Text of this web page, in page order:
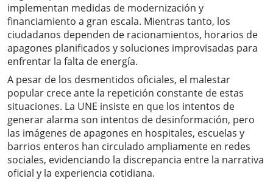
implementan medidas de modernización y
financiamiento a gran escala. Mientras tanto, los
ciudadanos dependen de racionamientos, horarios de
apagones planificados y soluciones improvisadas para
enfrentar la falta de energía.
A pesar de los desmentidos oficiales, el malestar
popular crece ante la repetición constante de estas
situaciones. La UNE insiste en que los intentos de
generar alarma son intentos de desinformación, pero
las imágenes de apagones en hospitales, escuelas y
barrios enteros han circulado ampliamente en redes
sociales, evidenciando la discrepancia entre la narrativa
oficial y la experiencia cotidiana.